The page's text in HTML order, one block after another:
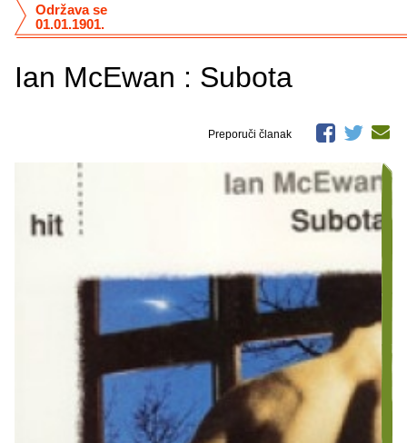
Ian McEwan : Subota
Održava se
01.01.1901.
Preporuči članak